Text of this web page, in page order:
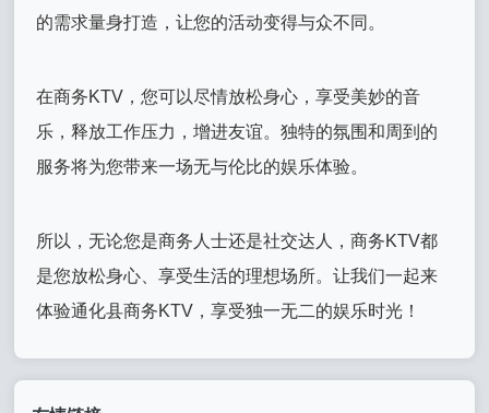
的需求量身打造，让您的活动变得与众不同。
在商务KTV，您可以尽情放松身心，享受美妙的音
乐，释放工作压力，增进友谊。独特的氛围和周到的
服务将为您带来一场无与伦比的娱乐体验。
所以，无论您是商务人士还是社交达人，商务KTV都
是您放松身心、享受生活的理想场所。让我们一起来
体验通化县商务KTV，享受独一无二的娱乐时光！